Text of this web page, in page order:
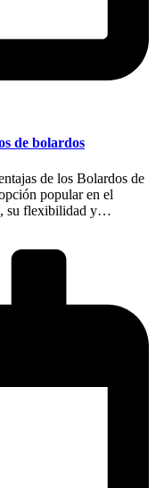
de bolardos
de los Bolardos de
popular en el
su flexibilidad y…